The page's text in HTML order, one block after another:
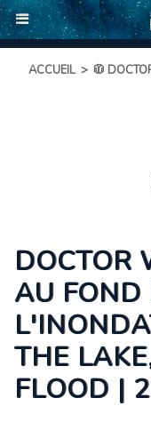
ACCUEIL > 🧥
DOCTOR
AU
THE
FLOOD |